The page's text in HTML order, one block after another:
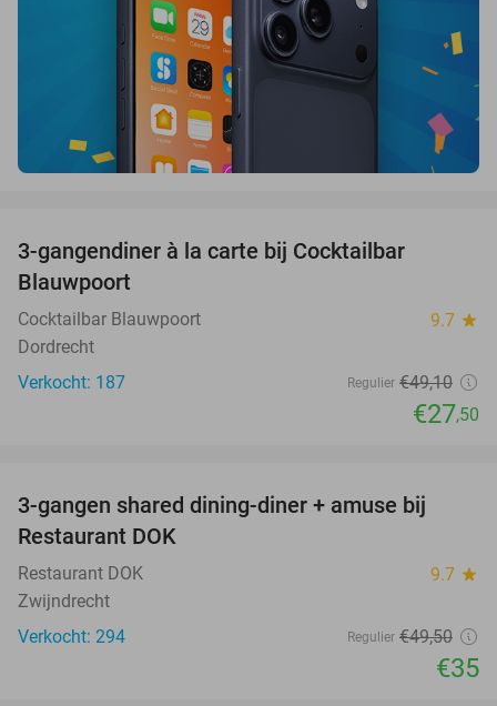
3-gangendiner à la carte bij Cocktailbar
Blauwpoort
Cocktailbar Blauwpoort 9.7 star
Dordrecht
Verkocht: 187
Regulier €49,10
€27,50
3-gangen shared dining-diner + amuse bij
Restaurant DOK
Restaurant DOK 9.7 star
Zwijndrecht
Verkocht: 294
Regulier €49,50
€35